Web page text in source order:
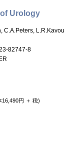
Urology
C.A.Peters, L.R.Kavou
82747-8
16,490円 ＋ 税)